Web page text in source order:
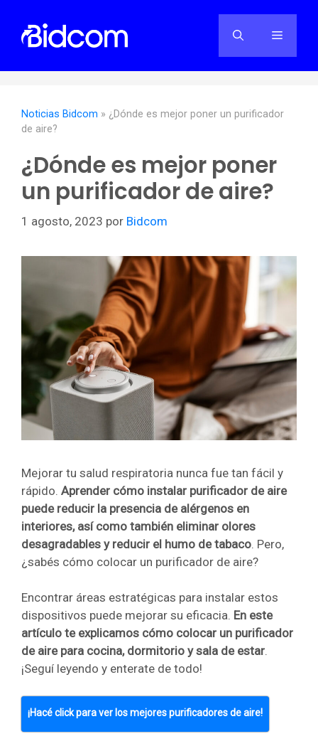
contenido
Menú
Noticias Bidcom » ¿Dónde es mejor poner un purificador
de aire?
¿Dónde es mejor poner
un purificador de aire?
1 agosto, 2023 por Bidcom
Mejorar tu salud respiratoria nunca fue tan fácil y
rápido. Aprender cómo instalar purificador de aire
puede reducir la presencia de alérgenos en
interiores, así como también eliminar olores
desagradables y reducir el humo de tabaco. Pero,
¿sabés cómo colocar un purificador de aire?
Encontrar áreas estratégicas para instalar estos
dispositivos puede mejorar su eficacia. En este
artículo te explicamos cómo colocar un purificador
de aire para cocina, dormitorio y sala de estar.
¡Seguí leyendo y enterate de todo!
¡Hacé click para ver los mejores purificadores de aire!